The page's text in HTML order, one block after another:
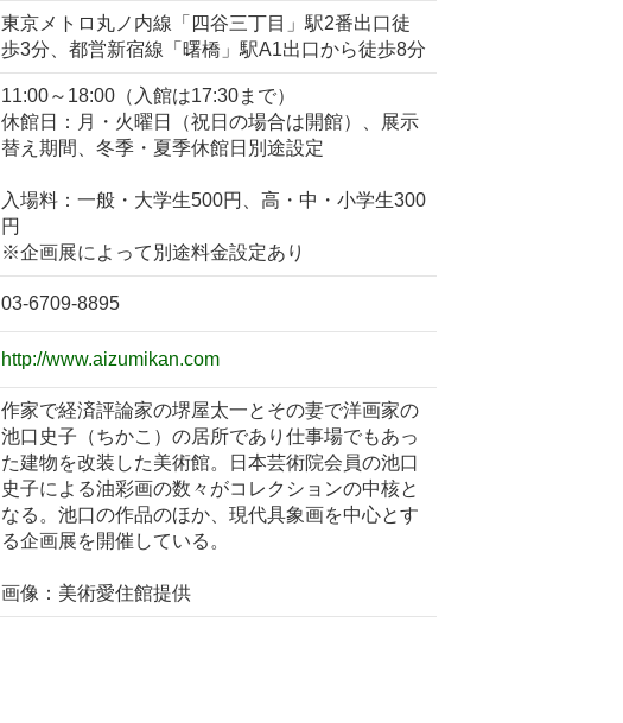
東京メトロ丸ノ内線「四谷三丁目」駅2番出口徒
歩3分、都営新宿線「曙橋」駅A1出口から徒歩8分
11:00～18:00（入館は17:30まで）
休館日：月・火曜日（祝日の場合は開館）、展示
替え期間、冬季・夏季休館日別途設定
入場料：一般・大学生500円、高・中・小学生300
円
※企画展によって別途料金設定あり
03-6709-8895
http://www.aizumikan.com
作家で経済評論家の堺屋太一とその妻で洋画家の
池口史子（ちかこ）の居所であり仕事場でもあっ
た建物を改装した美術館。日本芸術院会員の池口
史子による油彩画の数々がコレクションの中核と
なる。池口の作品のほか、現代具象画を中心とす
る企画展を開催している。
画像：美術愛住館提供